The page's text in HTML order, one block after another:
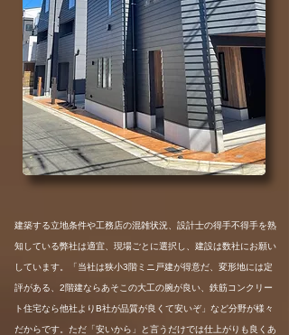
建築する立地条件や工務店の混雑状況、設計士の得手不得手を熟
知している弊社は適宜、現場ごとに選択し、建設は数社にお願い
しています。「当社は狭小3階ミニ戸建が得意だ、変形地には定
評がある、2階建ならあそこの大工の腕が良い、鉄筋コンクリー
ト住宅なら他社よりB社が品質が良くて安いぞ」など分野が様々
だからです。ただ「安いから」と言うだけでは仕上がりも良くあ